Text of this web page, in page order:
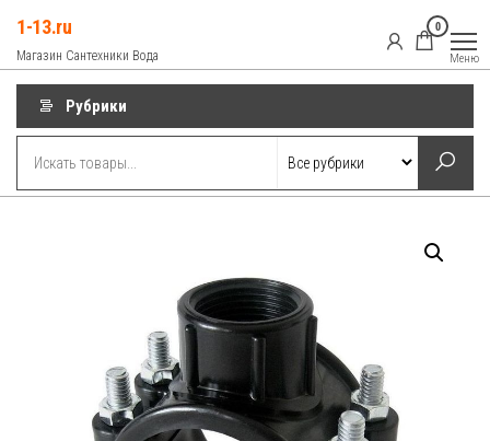
содержимому
1-13.ru
Магазин Сантехники Вода
0
Меню
Рубрики